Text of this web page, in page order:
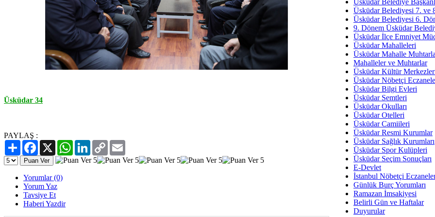
Üsküdar 34
PAYLAŞ :
PaylaşFacebook
X WhatsAppLinkedIn
Copy
Link
Yorumlar (0)
Yorum Yaz
Tavsiye Et
Haberi Yazdir
İmar Sorunlarının Genel
Arakan
Bayramın
Ruhsal
Üsküdar
Üsküdar Belediye
Üsküdar Belediyesi 7. ve
Üsküdar Belediyesi 6.
9. Dönem Üsküdar
Üsküdar İlçe Emniyet
Üsküdar Mahalleleri
Üsküdar Mahalle
Mahalleler ve Muhtarlar
Üsküdar Kültür
Üsküdar Nöbetçi
Üsküdar Bilgi Evleri
Üsküdar Semtleri
Üsküdar Okulları
Üsküdar Otelleri
Üsküdar Camiileri
Üsküdar Resmi Kurumlar
Üsküdar Sağlık Kurumları
Üsküdar Spor Kulüpleri
Üsküdar Seçim Sonuçları
E-Devlet
İstanbul Nöbetçi
Günlük Burç Yorumları
Ramazan İmsakiyesi
Belirli Gün ve Haftalar
Duyurular